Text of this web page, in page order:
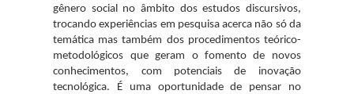
gênero social no âmbito dos estudos discursivos,
trocando experiências em pesquisa acerca não só da
temática mas também dos procedimentos teórico-
metodológicos que geram o fomento de novos
conhecimentos, com potenciais de inovação
tecnológica. É uma oportunidade de pensar no